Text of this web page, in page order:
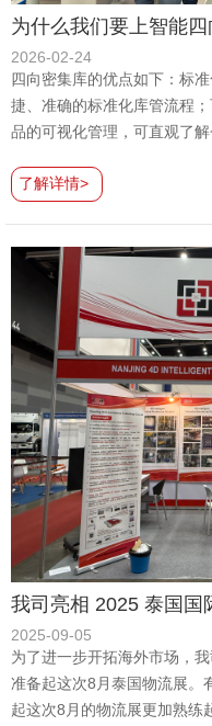
为什么我们要上智能
2026-02-24
四向密集库的优点如下：标
捷、准确的标准化库管流程
品的可视化管理，可直观了解
了解详情>
我司亮相 2025 泰国国
2025-09-05
为了进一步开拓海外市场，
准备起这次8月泰国物流展。
起这次8月的物流展更加熟练